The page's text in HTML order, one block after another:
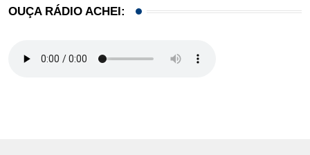
OUÇA RÁDIO ACHEI: